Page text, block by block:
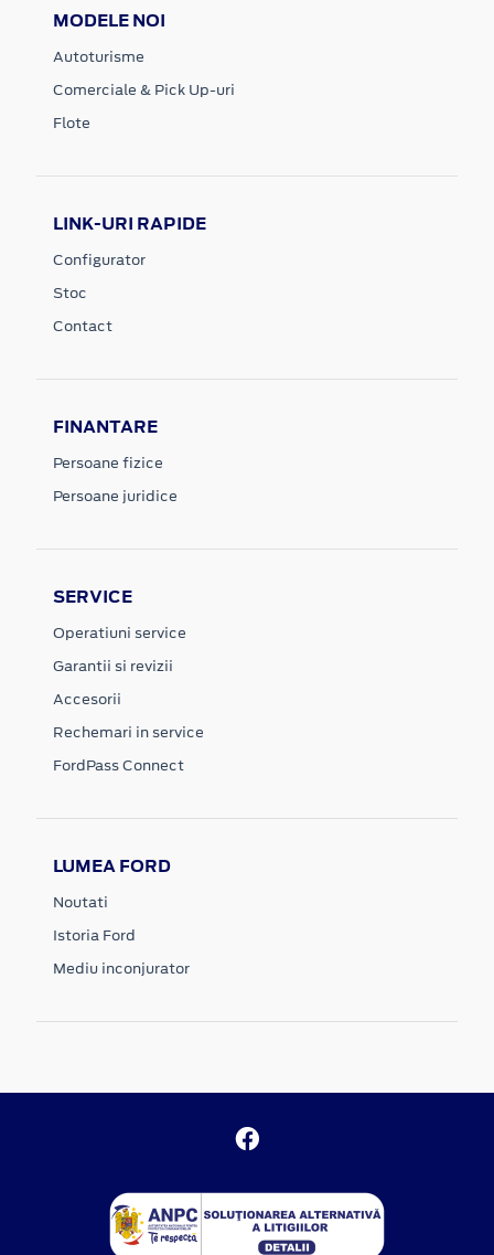
MODELE NOI
Autoturisme
Comerciale & Pick Up-uri
Flote
LINK-URI RAPIDE
Configurator
Stoc
Contact
FINANTARE
Persoane fizice
Persoane juridice
SERVICE
Operatiuni service
Garantii si revizii
Accesorii
Rechemari in service
FordPass Connect
LUMEA FORD
Noutati
Istoria Ford
Mediu inconjurator